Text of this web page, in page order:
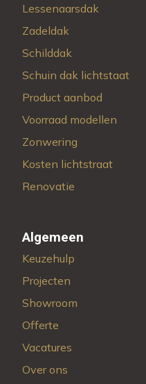
Lessenaarsdak
Zadeldak
Schilddak
Schuin dak lichtstaat
Product aanbod
Voorraad modellen
Zonwering
Kosten lichtstraat
Renovatie
Algemeen
Keuzehulp
Projecten
Showroom
Offerte
Vacatures
Over ons